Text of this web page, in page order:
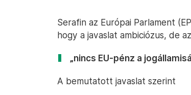
Serafin az Európai Parlament
hogy a javaslat ambiciózus, de
„nincs EU-pénz a
A bemutatott javaslat szerint